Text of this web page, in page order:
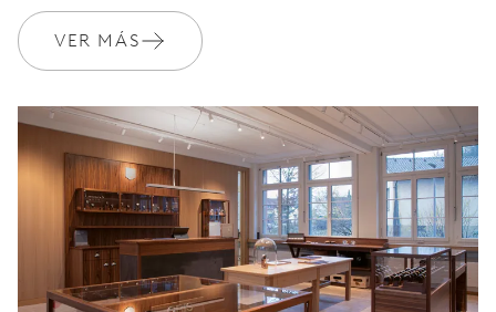
VER MÁS